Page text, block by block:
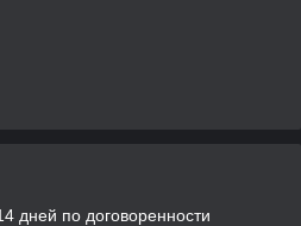
дней по договоренности